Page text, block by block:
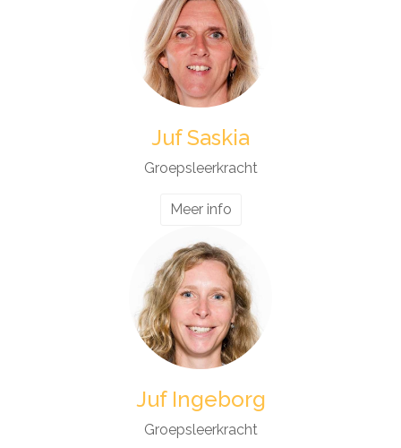
Juf Saskia
Groepsleerkracht
Meer info
Juf Ingeborg
Groepsleerkracht